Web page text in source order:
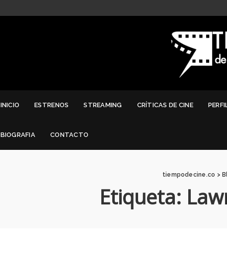
INICIO ESTRENOS STREAMING CRÍTICAS DE CINE
BIOGRAFIA CONTACTO
tiempodecine.co >
Etiqueta: